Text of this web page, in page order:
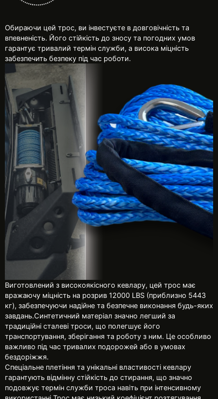
Обираючи цей трос, ви інвестуєте в довговічність та
впевненість. Його стійкість до зносу та погодних умов
гарантує тривалий термін служби, а висока міцність
забезпечить безпеку під час роботи.
Виготовлений з високоякісного кевлару, цей трос має
вражаючу міцність на розрив 12000 LBS (приблизно 5443
кг), забезпечуючи надійне та безпечне виконання будь-яких
завдань.Синтетичний матеріал значно легший за
традиційні сталеві троси, що полегшує його
транспортування, зберігання та роботу з ним. Це особливо
важливо під час тривалих подорожей або в умовах
бездоріжжя.
Спеціальне плетіння та унікальні властивості кевлару
гарантують відмінну стійкість до стирання, що значно
подовжує термін служби троса навіть при інтенсивному